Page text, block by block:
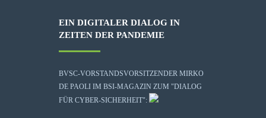
EIN DIGITALER DIALOG IN
ZEITEN DER PANDEMIE
BVSC-VORSTANDSVORSITZENDER MIRKO
DE PAOLI IM BSI-MAGAZIN ZUM "DIALOG
FÜR CYBER-SICHERHEIT":